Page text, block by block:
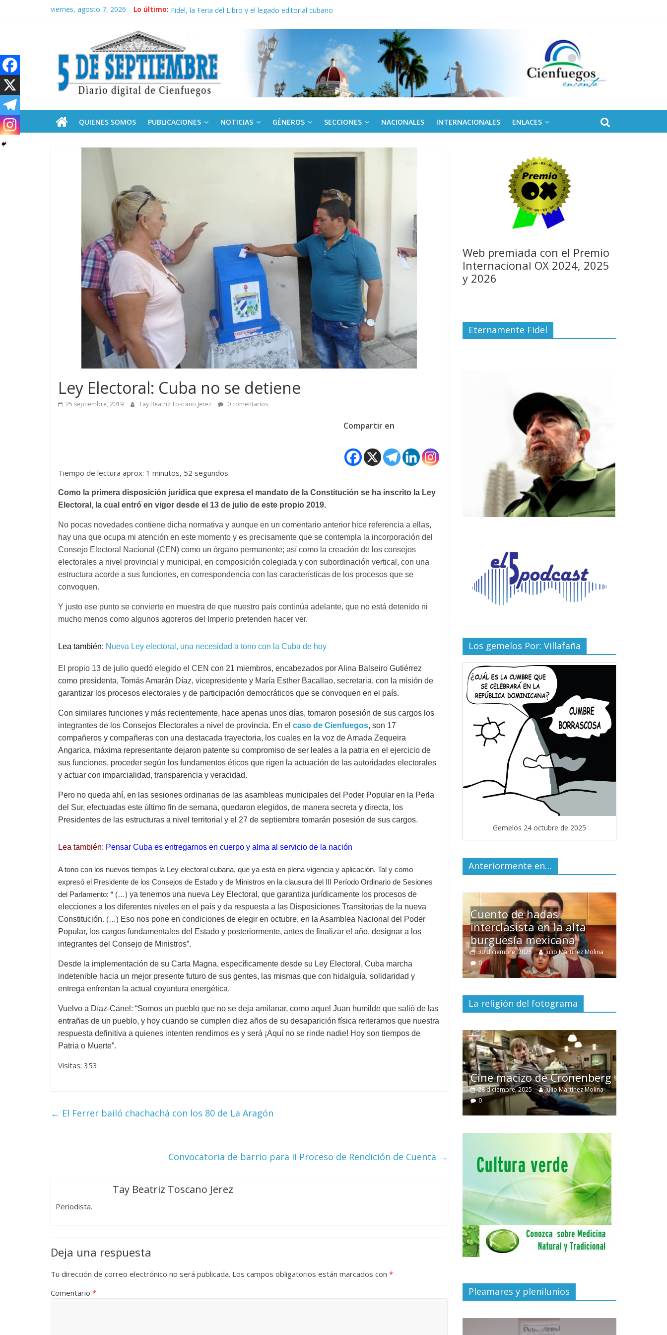
viernes, agosto 7, 2026 Lo último: Recorrió Díaz-Canel Empresa Eléctrica de La Habana y otras instalaciones
Premian a estudiantes cubanos en certamen de ballet en Sudáfrica
Plan vacacional ICAIC, para los niños trabajamos
Ceuta: anatomía de una “crisis migratoria”
Septiembre
Diario
de
Cienfuegos,QUIENES SOMOS PUBLICACIONES NOTICIAS GÉNEROS SECCIONES NACIONALES INTERNACIONALES ENLACES
Ley Electoral: Cuba no se detiene
25 septiembre, 2019 Tay Beatriz Toscano Jerez 0 comentarios
Compartir en
Tiempo de lectura aprox: 1 minutos, 52 segundos
Como la primera disposición jurídica que expresa el mandato de la Constitución se ha inscrito la Ley
Electoral, la cual entró en vigor desde el 13 de julio de este propio 2019.
No pocas novedades contiene dicha normativa y aunque en un comentario anterior hice referencia a ellas,
hay una que ocupa mi atención en este momento y es precisamente que se contempla la incorporación del
Consejo Electoral Nacional (CEN) como un órgano permanente; así como la creación de los consejos
electorales a nivel provincial y municipal, en composición colegiada y con subordinación vertical, con una
estructura acorde a sus funciones, en correspondencia con las características de los procesos que se
convoquen.
Y justo ese punto se convierte en muestra de que nuestro país continúa adelante, que no está detenido ni
mucho menos como algunos agoreros del Imperio pretenden hacer ver.
Lea también: Nueva Ley electoral, una necesidad a tono con la Cuba de hoy
El propio 13 de julio quedó elegido el CEN con 21 miembros, encabezados por Alina Balseiro Gutiérrez
como presidenta, Tomás Amarán Díaz, vicepresidente y María Esther Bacallao, secretaria, con la misión de
garantizar los procesos electorales y de participación democráticos que se convoquen en el país.
Con similares funciones y más recientemente, hace apenas unos días, tomaron posesión de sus cargos los
integrantes de los Consejos Electorales a nivel de provincia. En el caso de Cienfuegos, son 17
compañeros y compañeras con una destacada trayectoria, los cuales en la voz de Amada Zequeira
Angarica, máxima representante dejaron patente su compromiso de ser leales a la patria en el ejercicio de
sus funciones, proceder según los fundamentos éticos que rigen la actuación de las autoridades electorales
y actuar con imparcialidad, transparencia y veracidad.
Pero no queda ahí, en las sesiones ordinarias de las asambleas municipales del Poder Popular en la Perla
del Sur, efectuadas este último fin de semana, quedaron elegidos, de manera secreta y directa, los
Presidentes de las estructuras a nivel territorial y el 27 de septiembre tomarán posesión de sus cargos.
Lea también: Pensar Cuba es entregarnos en cuerpo y alma al servicio de la nación
A tono con los nuevos tiempos la Ley electoral cubana, que ya está en plena vigencia y aplicación. Tal y como
expresó el Presidente de los Consejos de Estado y de Ministros en la clausura del III Período Ordinario de Sesiones
del Parlamento: “ (…) ya tenemos una nueva Ley Electoral, que garantiza jurídicamente los procesos de
elecciones a los diferentes niveles en el país y da respuesta a las Disposiciones Transitorias de la nueva
Constitución. (…) Eso nos pone en condiciones de elegir en octubre, en la Asamblea Nacional del Poder
Popular, los cargos fundamentales del Estado y posteriormente, antes de finalizar el año, designar a los
integrantes del Consejo de Ministros”.
Desde la implementación de su Carta Magna, específicamente desde su Ley Electoral, Cuba marcha
indetenible hacia un mejor presente futuro de sus gentes, las mismas que con hidalguía, solidaridad y
entrega enfrentan la actual coyuntura energética.
Vuelvo a Díaz-Canel: “Somos un pueblo que no se deja amilanar, como aquel Juan humilde que salió de las
entrañas de un pueblo, y hoy cuando se cumplen diez años de su desaparición física reiteramos que nuestra
respuesta definitiva a quienes intenten rendirnos es y será ¡Aquí no se rinde nadie! Hoy son tiempos de
Patria o Muerte”.
Visitas: 353
← El Ferrer bailó chachachá con los 80 de La Aragón
Convocatoria de barrio para II Proceso de Rendición de Cuenta →
Tay Beatriz Toscano Jerez
Periodista.
Deja una respuesta
Tu dirección de correo electrónico no será publicada. Los campos obligatorios están marcados con *
Comentario *
Web premiada con el Premio
Internacional OX 2024, 2025
y 2026
Eternamente Fidel
Los gemelos Por: Villafaña
Gemelos 24 octubre de 2025
Anteriormente en…
Las series-caramelos de
Shondaland
13 marzo, 2026 Julio Martínez Molina 0
Una serie con los defectos
de muchas telenovelas
28 febrero, 2026 Julio Martínez Molina 0
Cuento de hadas
interclasista en la alta
burguesía mexicana
0
Un hombre entre dos
mundos
15 mayo, 2026 Julio Martínez Molina 0
La religión del fotograma
El documentalNuestra
tierray el despojo de los
pueblos originarios
30 junio, 2026 Julio Martínez Molina 0
Pleamares y plenilunios